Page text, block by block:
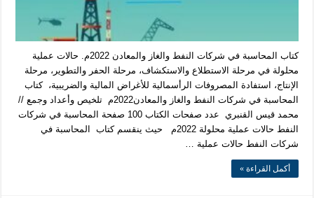
كتاب المحاسبة في شركات النفط والغاز والمعادن 2022م. حالات عملية
محلولة في مرحلة الاستطلاع والاستكشاف، مرحلة الحفر والتطوير، مرحلة
الإنتاج، استفادة المصروفات الرأسمالية للأغراض المالية والضريبية، كتاب
المحاسبة في شركات النفط والغاز والمعادن2022م تلخيص وأعداد وجمع //
محمد قيس القنبري عدد صفحات الكتاب 100 صفحة المحاسبة في شركات
النفط حالات عملية محلولة 2022م حيث ينقسم كتاب المحاسبة في
شركات النفط حالات عملية …
أكمل القراءة »